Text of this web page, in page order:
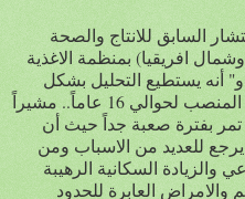
السابق للانتاج والصحة
افريقيا) بمنظمة الاغذية
أنه يستطيع التحليل بشكل
دقيق نظراً لاستمرار عمله في هذا المنصب لحوالي 16 عاماً.. مشيراً
تمر بفترة صعبة جداً حيث أن
للعديد من الاسباب ومن
والزيادة السكانية الرهيبة